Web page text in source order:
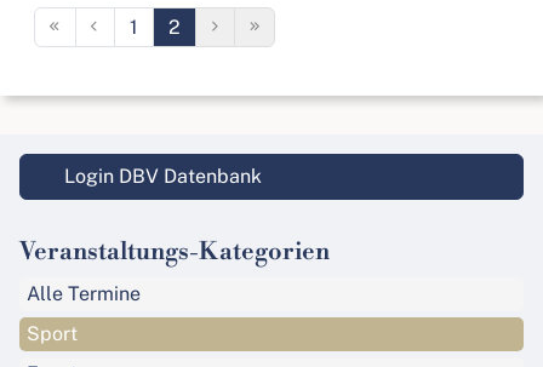
1 2
Login DBV Datenbank
Veranstaltungs-Kategorien
Alle Termine
Sport